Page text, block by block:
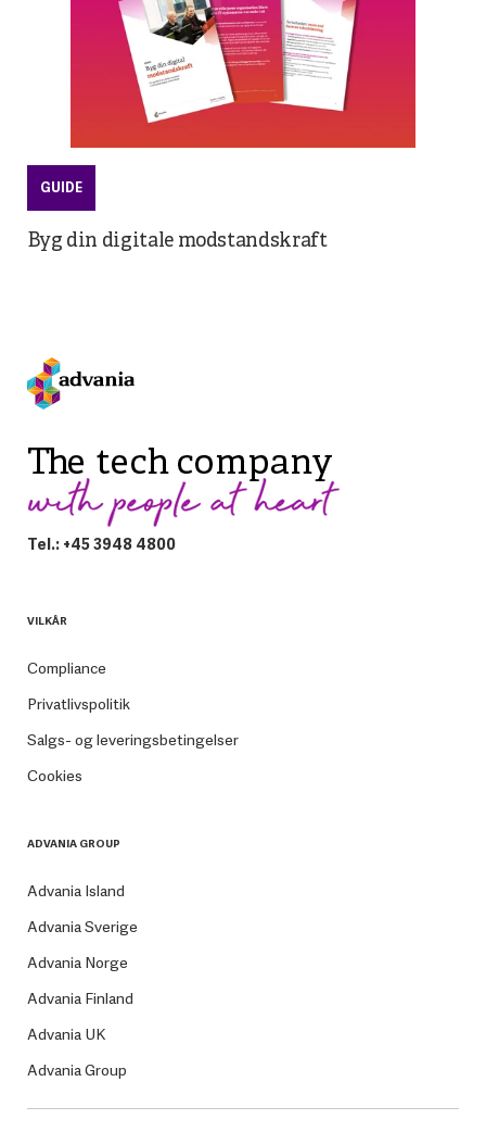
GUIDE
Byg din digitale modstandskraft
Tel.: +45 3948 4800
VILKÅR
Compliance
Privatlivspolitik
Salgs- og leveringsbetingelser
Cookies
ADVANIA GROUP
Advania Island
Advania Sverige
Advania Norge
Advania Finland
Advania UK
Advania Group